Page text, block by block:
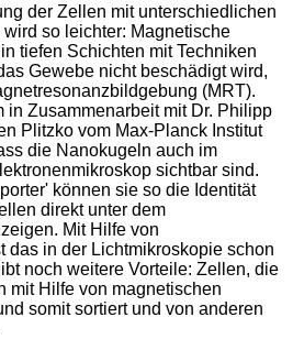
der Zellen mit unterschiedlichen
so leichter: Magnetische
tiefen Schichten mit Techniken
Gewebe nicht beschädigt wird,
(MRT).
in Zusammenarbeit mit Dr. Philipp
Plitzko vom Max-Planck Institut
die Nanokugeln auch im
sichtbar sind.
können sie so die Identität
direkt unter dem
Mit Hilfe von
das in der Lichtmikroskopie schon
noch weitere Vorteile: Zellen, die
mit Hilfe von magnetischen
somit sortiert und von anderen